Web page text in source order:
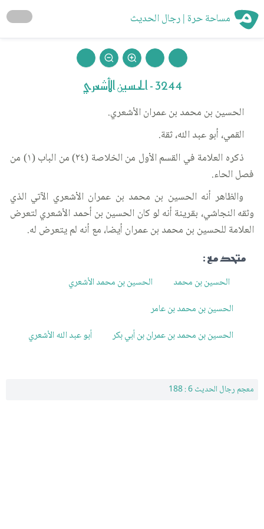
مساحة حرة | رجال الحديث
3244 - الحسين الأشعري
الحسين بن محمد بن عمران الأشعري.
القمي، أبو عبد الله، ثقة.
ذكره العلامة في القسم الأول من الخلاصة (٢٤) من الباب (١) من
فصل الحاء.
والظاهر أنه الحسين بن محمد بن عمران الأشعري الآتي الذي
وثقه النجاشي، بقرينة أنه لو كان الحسين بن أحمد الأشعري لتعرض
العلامة للحسين بن محمد بن عمران أيضا، مع أنه لم يتعرض له.
متحد مع :
الحسين بن محمد
الحسين بن محمد الأشعري
الحسين بن محمد بن عامر
الحسين بن محمد بن عمران بن أبي بكر
أبو عبد الله الأشعري
معجم رجال الحديث 6 : 188